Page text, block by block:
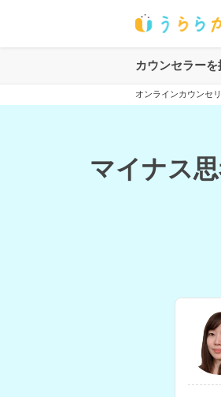
カウンセラーを
オンラインカウンセ
マイナス